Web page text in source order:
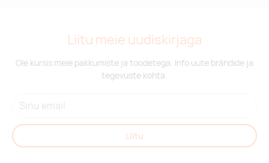
Liitu meie uudiskirjaga
Ole kursis meie pakkumiste ja toodetega. Info uute brändide ja
tegevuste kohta.
Liitu